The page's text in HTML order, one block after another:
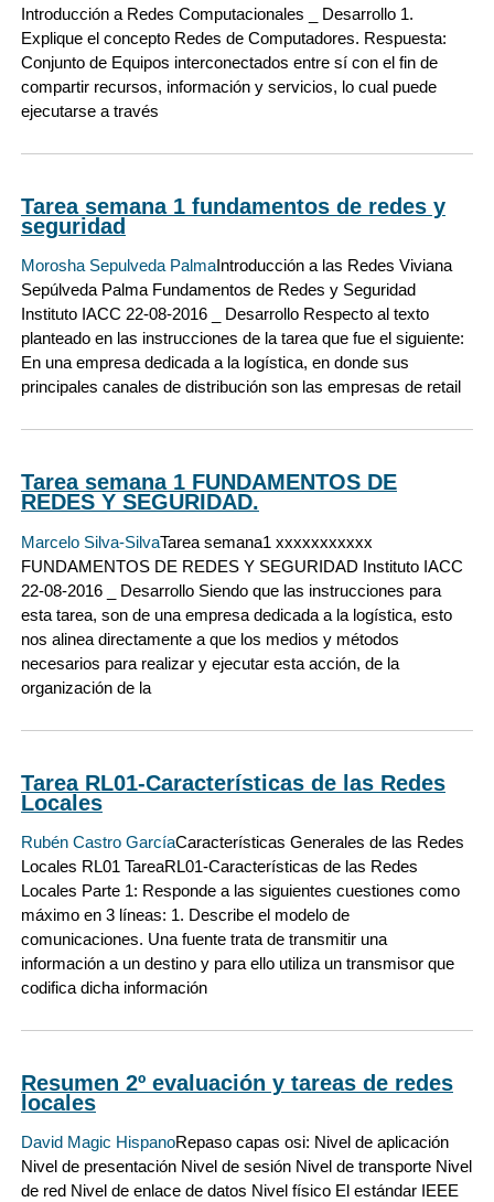
Introducción a Redes Computacionales _ Desarrollo 1.
Explique el concepto Redes de Computadores. Respuesta:
Conjunto de Equipos interconectados entre sí con el fin de
compartir recursos, información y servicios, lo cual puede
ejecutarse a través
Tarea semana 1 fundamentos de redes y
seguridad
Morosha Sepulveda PalmaIntroducción a las Redes Viviana
Sepúlveda Palma Fundamentos de Redes y Seguridad
Instituto IACC 22-08-2016 _ Desarrollo Respecto al texto
planteado en las instrucciones de la tarea que fue el siguiente:
En una empresa dedicada a la logística, en donde sus
principales canales de distribución son las empresas de retail
Tarea semana 1 FUNDAMENTOS DE
REDES Y SEGURIDAD.
Marcelo Silva-SilvaTarea semana1 xxxxxxxxxxx
FUNDAMENTOS DE REDES Y SEGURIDAD Instituto IACC
22-08-2016 _ Desarrollo Siendo que las instrucciones para
esta tarea, son de una empresa dedicada a la logística, esto
nos alinea directamente a que los medios y métodos
necesarios para realizar y ejecutar esta acción, de la
organización de la
Tarea RL01-Características de las Redes
Locales
Rubén Castro GarcíaCaracterísticas Generales de las Redes
Locales RL01 TareaRL01-Características de las Redes
Locales Parte 1: Responde a las siguientes cuestiones como
máximo en 3 líneas: 1. Describe el modelo de
comunicaciones. Una fuente trata de transmitir una
información a un destino y para ello utiliza un transmisor que
codifica dicha información
Resumen 2º evaluación y tareas de redes
locales
David Magic HispanoRepaso capas osi: Nivel de aplicación
Nivel de presentación Nivel de sesión Nivel de transporte Nivel
de red Nivel de enlace de datos Nivel físico El estándar IEEE